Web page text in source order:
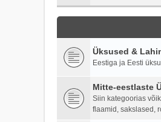
Üksused &
Eestiga ja Eesti
Mitte-eestlaste
Siin kategoorias
flaamid, sakslased,